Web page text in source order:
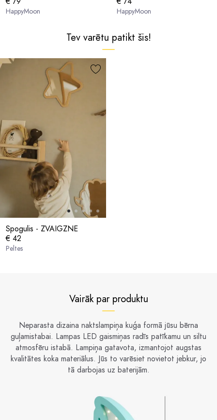
HappyMoon HappyMoon
Tev varētu patikt šis!
Spogulis - ZVAIGZNE
€ 42
Peltes
Vairāk par produktu
Neparasta dizaina naktslampiņa kuģa formā jūsu bērna
guļamistabai. Lampas LED gaismiņas radīs patīkamu un siltu
atmosfēru istabā. Lampiņa gatavota, izmantojot augstas
kvalitātes koka materiālus. Jūs to varēsiet novietot jebkur, jo
tā darbojas uz baterijām.